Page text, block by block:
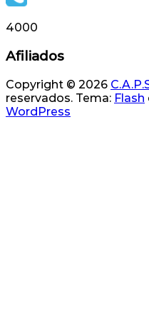
4000
Afiliados
Copyright © 2026
reservados. Tema: Flash
WordPress